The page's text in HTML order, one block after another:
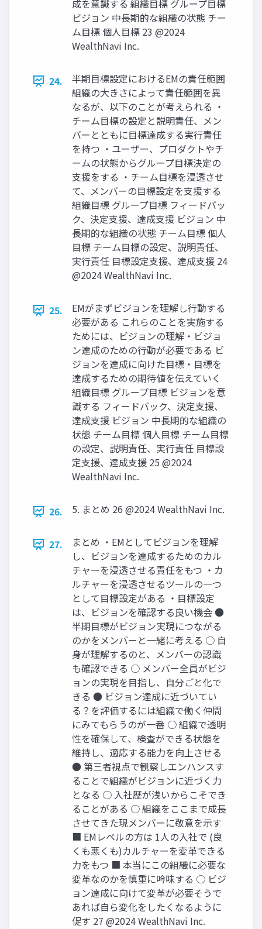
成を意識する 組織⽬標 グループ⽬標
ビジョン 中長期的な組織の状態 チー
ム⽬標 個⼈⽬標 23 @2024
WealthNavi Inc.
24.
半期⽬標設定におけるEMの責任範囲
組織の⼤きさによって責任範囲を異
なるが、以下のことが考えられる ‧
チーム⽬標の設定と説明責任、メン
バーとともに⽬標達成する実⾏責任
を持つ ‧ユーザー、プロダクトやチ
ームの状態からグループ⽬標決定の
⽀援をする ‧チーム⽬標を浸透させ
て、メンバーの⽬標設定を⽀援する
組織⽬標 グループ⽬標 フィードバッ
ク、決定⽀援、達成⽀援 ビジョン 中
長期的な組織の状態 チーム⽬標 個⼈
⽬標 チーム⽬標の設定、説明責任、
実⾏責任 ⽬標設定⽀援、達成⽀援 24
@2024 WealthNavi Inc.
25.
EMがまずビジョンを理解し⾏動する
必要がある これらのことを実施する
ためには、ビジョンの理解‧ビジョ
ン達成のための⾏動が必要である ビ
ジョンを達成に向けた⽬標‧⽬標を
達成するための期待値を伝えていく
組織⽬標 グループ⽬標 ビジョンを意
識する フィードバック、決定⽀援、
達成⽀援 ビジョン 中長期的な組織の
状態 チーム⽬標 個⼈⽬標 チーム⽬標
の設定、説明責任、実⾏責任 ⽬標設
定⽀援、達成⽀援 25 @2024
WealthNavi Inc.
26. 5. まとめ 26 @2024 WealthNavi Inc.
27.
まとめ ‧EMとしてビジョンを理解
し、ビジョンを達成するためのカル
チャーを浸透させる責任をもつ ‧カ
ルチャーを浸透させるツールの⼀つ
として⽬標設定がある ‧⽬標設定
は、ビジョンを確認する良い機会 ●
半期⽬標がビジョン実現につながる
のかをメンバーと⼀緒に考える ○ ⾃
⾝が理解するのと、メンバーの認識
も確認できる ○ メンバー全員がビジ
ョンの実現を⽬指し、⾃分ごと化で
きる ● ビジョン達成に近づいてい
る？を評価するには組織で働く仲間
にみてもらうのが⼀番 ○ 組織で透明
性を確保して、検査ができる状態を
維持し、適応する能⼒を向上させる
● 第三者視点で観察しエンハンスす
ることで組織がビジョンに近づく⼒
となる ○ ⼊社歴が浅いからこそでき
ることがある ○ 組織をここまで成⻑
させてきた現メンバーに敬意を⽰す
■ EMレベルの⽅は 1⼈の⼊社で (良
くも悪くも)カルチャーを変⾰できる
⼒をもつ ■ 本当にこの組織に必要な
変⾰なのかを慎重に吟味する ○ ビジ
ョン達成に向けて変⾰が必要そうで
あれば⾃ら変化をしたくなるように
促す 27 @2024 WealthNavi Inc.